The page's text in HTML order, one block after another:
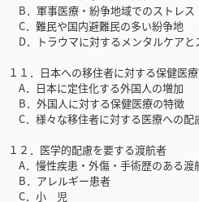
B．軍事医療・紛争地域でのストレス
C．難民や国内避難民の多い紛争地
D．トラウマに対するメンタルケアと
１１．日本への移住者に対する保健医
A．日本に定住化する外国人の増加
B．外国人に対する保健医療の特徴
C．様々な移住者に対する医療への配
１２．医学的配慮を要する渡航者
A．慢性疾患・外傷・手術歴のある渡
B．アレルギー患者
C．小 児